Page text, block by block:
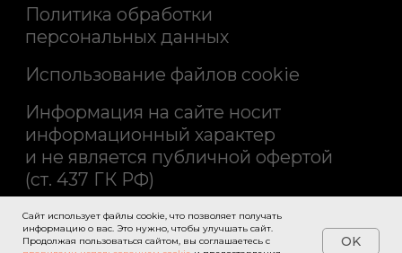
Сайт использует файлы cookie, что позволяет получать
информацию о вас. Это нужно, чтобы улучшать сайт.
Продолжая пользоваться сайтом, вы соглашаетесь с
OK